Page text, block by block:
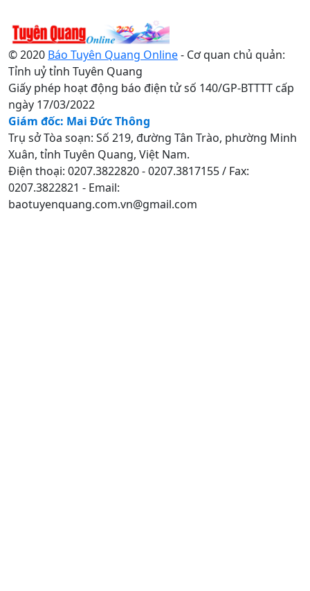
© 2020 Báo Tuyên Quang Online- Cơ quan chủ quản:
Tỉnh uỷ tỉnh Tuyên Quang
Giấy phép hoạt động báo điện tử số 140/GP-BTTTT cấp
ngày 17/03/2022
Giám đốc: Mai Đức Thông
Trụ sở Tòa soạn: Số 219, đường Tân Trào, phường Minh
Xuân, tỉnh Tuyên Quang, Việt Nam.
Điện thoại: 0207.3822820 - 0207.3817155 / Fax:
0207.3822821 - Email:
baotuyenquang.com.vn@gmail.com